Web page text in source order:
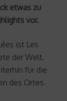
etwas zu
vor.
ist Les
der Welt.
für die
des Ortes.